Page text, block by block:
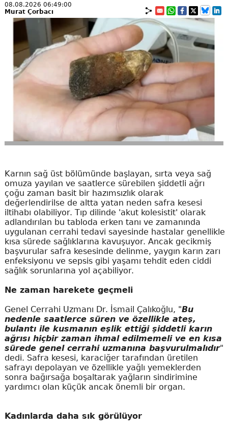
08.08.2026 06:49:00
Murat Çorbacı
Karnın sağ üst bölümünde başlayan, sırta veya sağ
omuza yayılan ve saatlerce sürebilen şiddetli ağrı
çoğu zaman basit bir hazımsızlık olarak
değerlendirilse de altta yatan neden safra kesesi
iltihabı olabiliyor. Tıp dilinde 'akut kolesistit' olarak
adlandırılan bu tabloda erken tanı ve zamanında
uygulanan cerrahi tedavi sayesinde hastalar genellikle
kısa sürede sağlıklarına kavuşuyor. Ancak gecikmiş
başvurular safra kesesinde delinme, yaygın karın zarı
enfeksiyonu ve sepsis gibi yaşamı tehdit eden ciddi
sağlık sorunlarına yol açabiliyor.
Ne zaman harekete geçmeli
Genel Cerrahi Uzmanı Dr. İsmail Çalıkoğlu, "Bu
nedenle saatlerce süren ve özellikle ateş,
bulantı ile kusmanın eşlik ettiği şiddetli karın
ağrısı hiçbir zaman ihmal edilmemeli ve en kısa
sürede genel cerrahi uzmanına başvurulmalıdır"
dedi. Safra kesesi, karaciğer tarafından üretilen
safrayı depolayan ve özellikle yağlı yemeklerden
sonra bağırsağa boşaltarak yağların sindirimine
yardımcı olan küçük ancak önemli bir organ.
Kadınlarda daha sık görülüyor